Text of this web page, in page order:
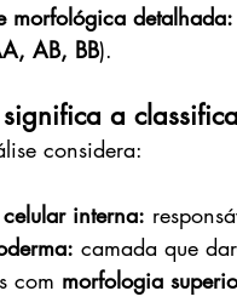
morfológica detalhada:
AB, BB).
a
considera:
celular interna:
camada que
com morfologia